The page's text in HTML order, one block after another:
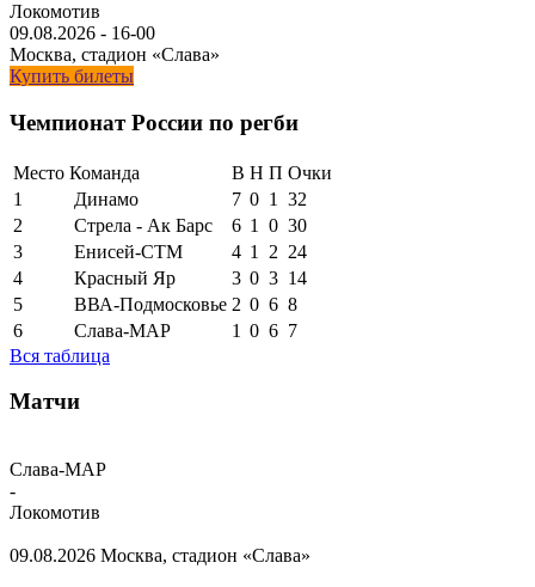
Локомотив
09.08.2026 - 16-00
Москва, стадион «Слава»
Купить билеты
Чемпионат России по регби
Место Команда В Н П Очки
1
Динамо 7 0 1
32
2
Стрела - Ак Барс 6 1 0 30
3
Енисей-СТМ 4 1 2 24
4
Красный Яр 3 0 3 14
5
ВВА-Подмосковье 2 0 6 8
6
Слава-МАР 1 0 6 7
Вся таблица
Матчи
Слава-МАР
-
Локомотив
09.08.2026 Москва, стадион «Слава»